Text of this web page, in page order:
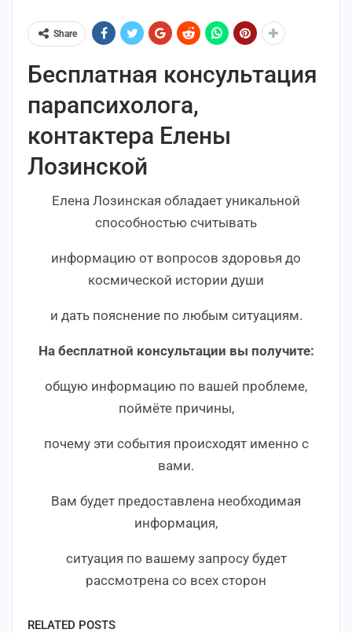
Share
Бесплатная консультация
парапсихолога,
контактера Елены
Лозинской
Елена Лозинская обладает уникальной
способностью считывать
информацию от вопросов здоровья до
космической истории души
и дать пояснение по любым ситуациям.
На бесплатной консультации вы получите:
общую информацию по вашей проблеме,
поймёте причины,
почему эти события происходят именно с
вами.
Вам будет предоставлена необходимая
информация,
ситуация по вашему запросу будет
рассмотрена со всех сторон
RELATED POSTS